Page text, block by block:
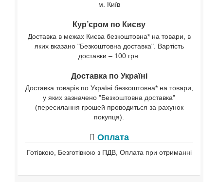
м. Київ
Кур’єром по Києву
Доставка в межах Києва безкоштовна* на товари, в
яких вказано "Безкоштовна доставка". Вартість
доставки – 100 грн.
Доставка по Україні
Доставка товарів по Україні безкоштовна* на товари,
у яких зазначено "Безкоштовна доставка"
(пересилання грошей проводиться за рахунок
покупця).
Оплата
Готівкою, Безготівкою з ПДВ, Оплата при отриманні